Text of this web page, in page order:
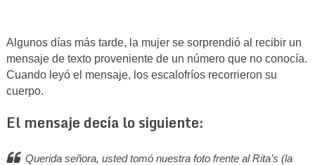
Algunos días más tarde, la mujer se sorprendió al recibir un
mensaje de texto proveniente de un número que no conocía.
Cuando leyó el mensaje, los escalofríos recorrieron su
cuerpo.
El mensaje decía lo siguiente:
Querida señora, usted tomó nuestra foto frente al Rita’s (la